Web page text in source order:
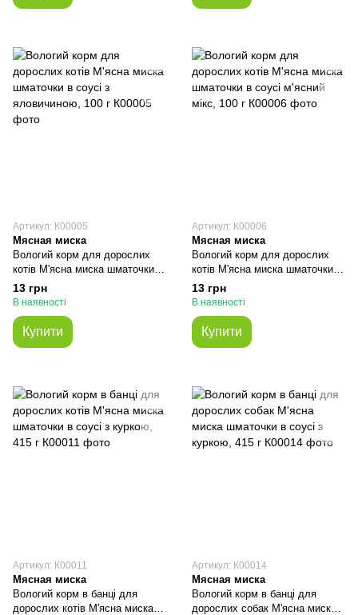
Артикул: К00005
Мясная миска
Вологий корм для дорослих
котів М'ясна миска шматочки в
соусі з яловичиною, 100 г
13 грн
В наявності
Купити
Артикул: К00006
Мясная миска
Вологий корм для дорослих
котів М'ясна миска шматочки в
соусі м'ясний мікс, 100 г
13 грн
В наявності
Купити
Артикул: К00011
Мясная миска
Вологий корм в банці для
дорослих котів М'ясна миска
Артикул: К00014
Мясная миска
Вологий корм в банці для
дорослих собак М'ясна миска